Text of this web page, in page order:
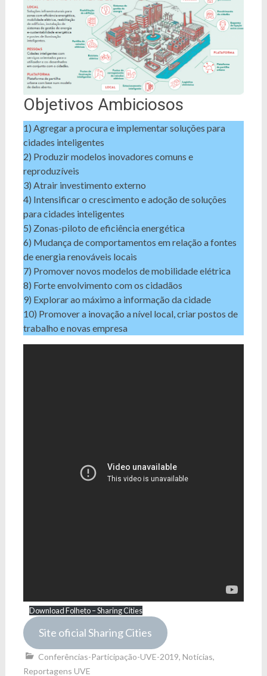
Objetivos Ambiciosos
1) Agregar a procura e implementar soluções para
cidades inteligentes
2) Produzir modelos inovadores comuns e
reproduzíveis
3) Atrair investimento externo
4) Intensificar o crescimento e adoção de soluções
para cidades inteligentes
5) Zonas-piloto de eficiência energética
6) Mudança de comportamentos em relação a fontes
de energia renováveis locais
7) Promover novos modelos de mobilidade elétrica
8) Forte envolvimento com os cidadãos
9) Explorar ao máximo a informação da cidade
10) Promover a inovação a nível local, criar postos de
trabalho e novas empresa
Download Folheto – Sharing Cities
Site oficial Sharing Cities
Conferências-Participação-UVE-2019, Notícias,
Reportagens UVE